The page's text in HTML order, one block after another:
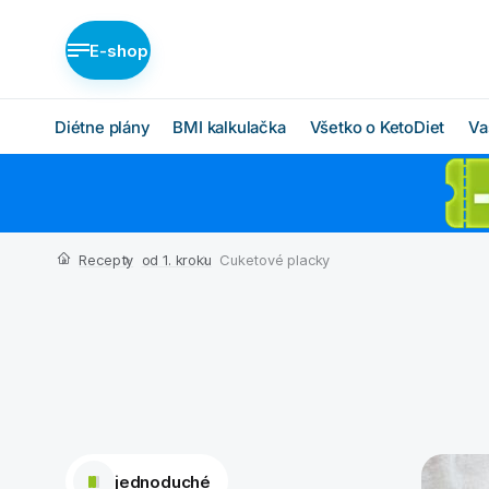
E-shop
Diétne plány
Nízka nadváha (BASIC)
BMI kalkulačka Všetko o KetoDiet
Ako KetoDiet funguje
O proteínovej diéte
Ketóza
Recepty od 1. kroku Cuketové placky
jednoduché